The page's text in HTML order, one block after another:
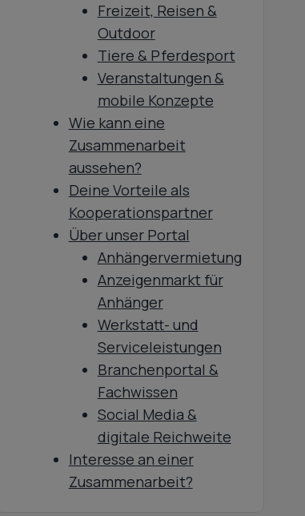
Freizeit, Reisen &
Outdoor
Tiere & Pferdesport
Veranstaltungen &
mobile Konzepte
Wie kann eine
Zusammenarbeit
aussehen?
Deine Vorteile als
Kooperationspartner
Über unser Portal
Anhängervermietung
Anzeigenmarkt für
Anhänger
Werkstatt- und
Serviceleistungen
Branchenportal &
Fachwissen
Social Media &
digitale Reichweite
Interesse an einer
Zusammenarbeit?